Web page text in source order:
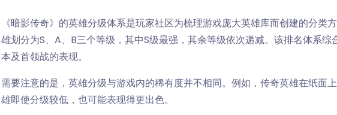
《暗影传奇》的英雄分级体系是玩家社区为梳理游戏庞大英雄库而创建的分类
雄划分为S、A、B三个等级，其中S级最强，其余等级依次递减。该排名体系
本及首领战的表现。
需要注意的是，英雄分级与游戏内的稀有度并不相同。例如，传奇英雄在纸面
雄即使分级较低，也可能表现得更出色。